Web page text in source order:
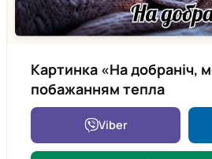
Картинка «На добраніч,
побажанням тепла
Viber